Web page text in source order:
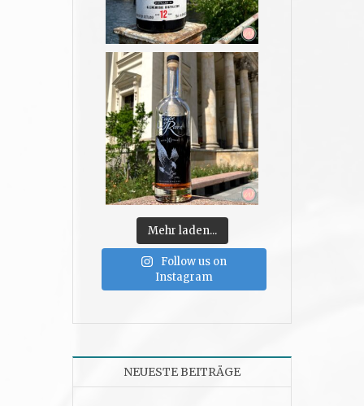
Mehr laden...
Follow us on
Instagram
NEUESTE BEITRÄGE